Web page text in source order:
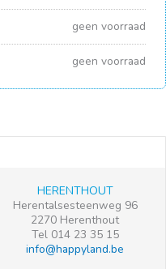
geen voorraad
geen voorraad
HERENTHOUT
Herentalsesteenweg 96
2270 Herenthout
Tel 014 23 35 15
info@happyland.be